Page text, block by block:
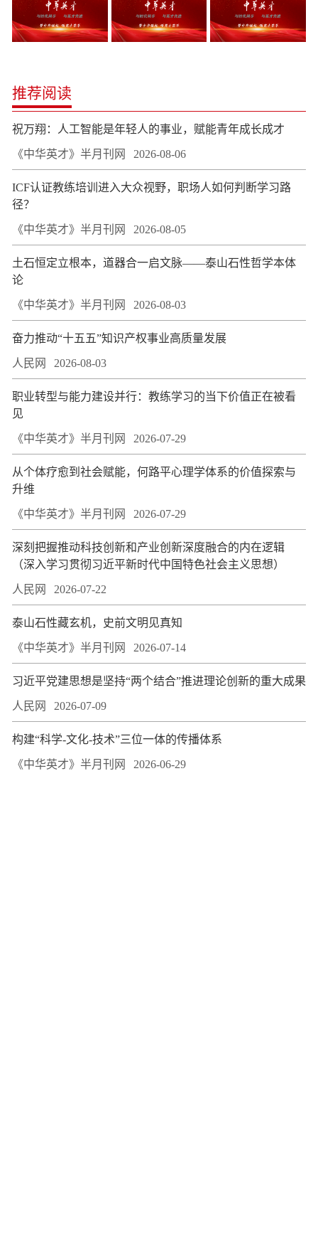
推荐阅读
祝万翔：人工智能是年轻人的事业，赋能青年成长成才
《中华英才》半月刊网 2026-08-06
ICF认证教练培训进入大众视野，职场人如何判断学习路
径？
《中华英才》半月刊网 2026-08-05
土石恒定立根本，道器合一启文脉——泰山石性哲学本体
论
《中华英才》半月刊网 2026-08-03
奋力推动“十五五”知识产权事业高质量发展
人民网 2026-08-03
职业转型与能力建设并行：教练学习的当下价值正在被看
见
《中华英才》半月刊网 2026-07-29
从个体疗愈到社会赋能，何路平心理学体系的价值探索与
升维
《中华英才》半月刊网 2026-07-29
深刻把握推动科技创新和产业创新深度融合的内在逻辑
（深入学习贯彻习近平新时代中国特色社会主义思想）
人民网 2026-07-22
泰山石性藏玄机，史前文明见真知
《中华英才》半月刊网 2026-07-14
习近平党建思想是坚持“两个结合”推进理论创新的重大成果
人民网 2026-07-09
构建“科学-文化-技术”三位一体的传播体系
《中华英才》半月刊网 2026-06-29